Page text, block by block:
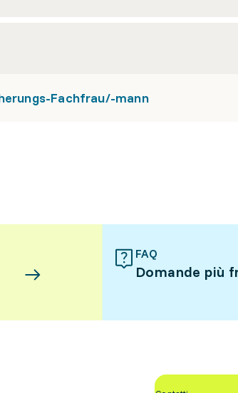
Fachfrau/-mann
FAQ
Domande più